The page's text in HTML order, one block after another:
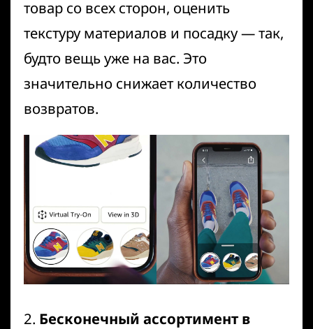
товар со всех сторон, оценить
текстуру материалов и посадку — так,
будто вещь уже на вас. Это
значительно снижает количество
возвратов.
2. Бесконечный ассортимент в